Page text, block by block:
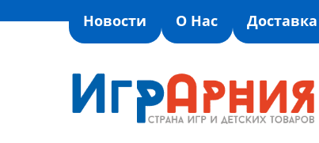
Новости О Нас Доставка